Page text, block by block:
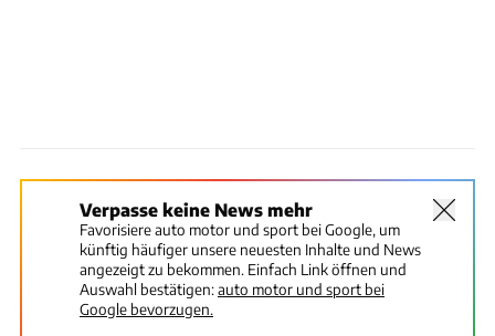
Verpasse keine News mehr
Favorisiere auto motor und sport bei Google, um
künftig häufiger unsere neuesten Inhalte und News
angezeigt zu bekommen. Einfach Link öffnen und
Auswahl bestätigen:auto motor und sport bei
Google bevorzugen.